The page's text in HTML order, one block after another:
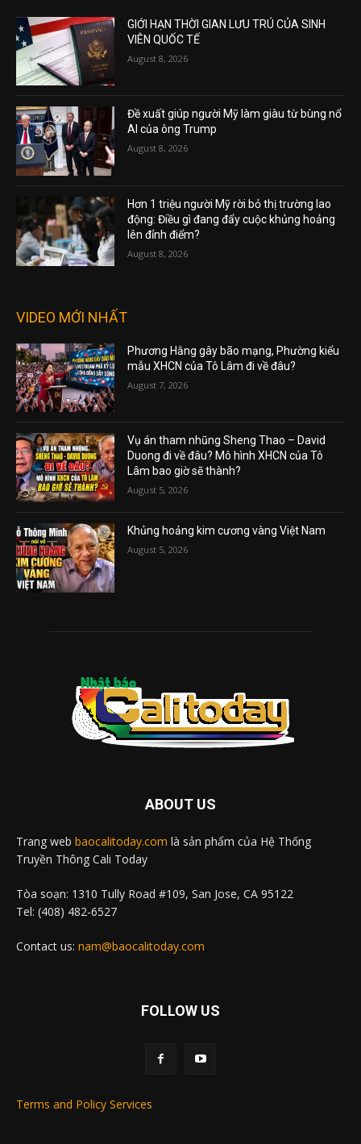
GIỚI HẠN THỜI GIAN LƯU TRÚ CỦA SINH
VIÊN QUỐC TẾ
August 8, 2026
Đề xuất giúp người Mỹ làm giàu từ bùng nổ
AI của ông Trump
August 8, 2026
Hơn 1 triệu người Mỹ rời bỏ thị trường lao
động: Điều gì đang đẩy cuộc khủng hoảng
lên đỉnh điểm?
August 8, 2026
VIDEO MỚI NHẤT
Phương Hằng gây bão mạng, Phường kiểu
mẫu XHCN của Tô Lâm đi về đâu?
August 7, 2026
Vụ án tham nhũng Sheng Thao – David
Duong đi về đâu? Mô hình XHCN của Tô
Lâm bao giờ sẽ thành?
August 5, 2026
Khủng hoảng kim cương vàng Việt Nam
August 5, 2026
ABOUT US
Trang web baocalitoday.com là sản phẩm của Hệ Thống
Truyền Thông Cali Today
Tòa soạn: 1310 Tully Road #109, San Jose, CA 95122
Tel: (408) 482-6527
Contact us: nam@baocalitoday.com
FOLLOW US
Terms and Policy Services